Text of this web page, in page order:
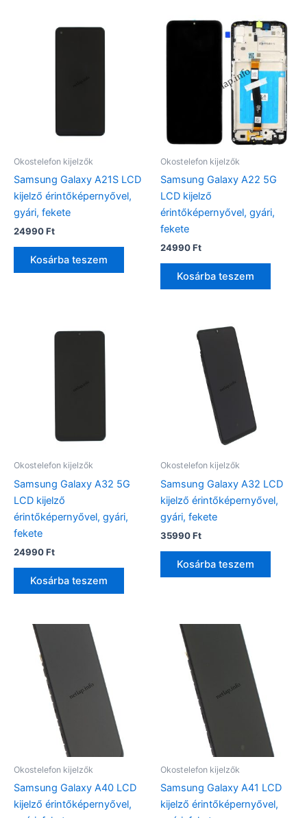
Okostelefon kijelzők
Samsung Galaxy A21S LCD
kijelző érintőképernyővel,
gyári, fekete
24990Ft
Kosárba teszem
Okostelefon kijelzők
Samsung Galaxy A22 5G
LCD kijelző
érintőképernyővel, gyári,
fekete
24990Ft
Kosárba teszem
Okostelefon kijelzők
Samsung Galaxy A32 5G
LCD kijelző
érintőképernyővel, gyári,
fekete
24990Ft
Kosárba teszem
Okostelefon kijelzők
Samsung Galaxy A32 LCD
kijelző érintőképernyővel,
gyári, fekete
35990Ft
Kosárba teszem
Okostelefon kijelzők
Samsung Galaxy A40 LCD
kijelző érintőképernyővel,
Okostelefon kijelzők
Samsung Galaxy A41 LCD
kijelző érintőképernyővel,